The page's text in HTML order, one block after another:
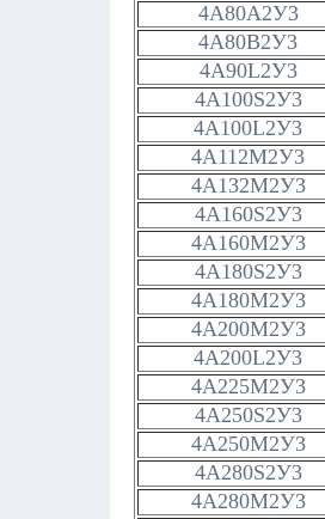
4А80А2У3
4А80В2У3
4А90L2У3
4А100S2У3
4А100L2У3
4А112М2У3
4А132М2У3
4А160S2У3
4А160М2У3
4А180S2У3
4A180M2У3
4А200М2У3
4А200L2У3
4А225М2У3
4A250S2У3
4А250М2У3
4А280S2У3
4А280М2У3